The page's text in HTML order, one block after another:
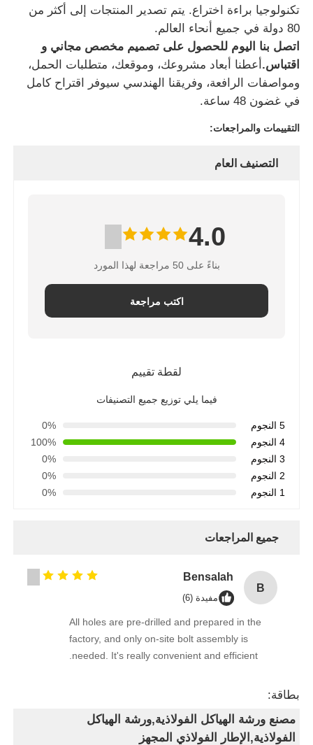
تكنولوجيا براءة اختراع. يتم تصدير المنتجات إلى أكثر من
80 دولة في جميع أنحاء العالم.
اتصل بنا اليوم للحصول على تصميم مخصص مجاني و
اقتباس. أعطنا أبعاد مشروعك، وموقعك، متطلبات الحمل،
ومواصفات الرافعة، وفريقنا الهندسي سيوفر اقتراح كامل
في غضون 48 ساعة.
التقييمات والمراجعات:
التصنيف العام
4.0
بناءً على 50 مراجعة لهذا المورد
اكتب مراجعة
لقطة تقييم
فيما يلي توزيع جميع التصنيفات
5 النجوم
0%
4 النجوم
100%
3 النجوم
0%
2 النجوم
0%
1 النجوم
0%
جميع المراجعات
B
Bensalah
مفيدة (6)
All holes are pre-drilled and prepared in the
factory, and only on-site bolt assembly is
needed. It's really convenient and efficient.
بطاقة:
مصنع ورشة الهياكل الفولاذية,ورشة الهياكل
الفولاذية,الإطار الفولاذي المجهز